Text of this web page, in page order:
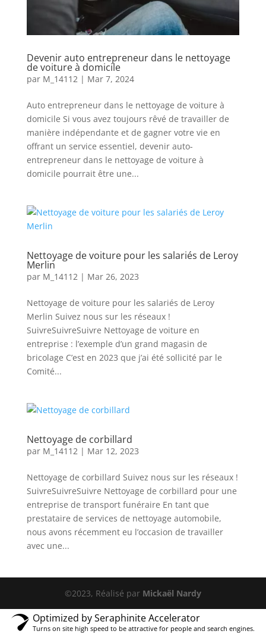
Devenir auto entrepreneur dans le nettoyage
de voiture à domicile
par M_14112| Mar 7, 2024
Auto entrepreneur dans le nettoyage de voiture à
domicile Si vous avez toujours rêvé de travailler de
manière indépendante et de gagner votre vie en
offrant un service essentiel, devenir auto-
entrepreneur dans le nettoyage de voiture à
domicile pourrait être une...
Nettoyage de voiture pour les salariés de Leroy
Merlin
par M_14112| Mar 26, 2023
Nettoyage de voiture pour les salariés de Leroy
Merlin Suivez nous sur les réseaux !
SuivreSuivreSuivre Nettoyage de voiture en
entreprise : l’exemple d’un grand magasin de
bricolage C’est en 2023 que j’ai été sollicité par le
Comité...
Nettoyage de corbillard
par M_14112| Mar 12, 2023
Nettoyage de corbillard Suivez nous sur les réseaux !
SuivreSuivreSuivre Nettoyage de corbillard pour une
entreprise de transport funéraire En tant que
prestataire de services de nettoyage automobile,
nous avons récemment eu l’occasion de travailler
avec une...
©2023, Réalisé par Mickaël Nardy
Optimized by Seraphinite Accelerator
Turns on site high speed to be attractive for people and search engines.